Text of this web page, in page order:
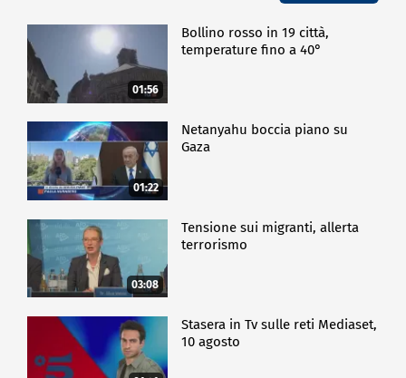
01:56
Bollino rosso in 19 città,
temperature fino a 40°
01:22
Netanyahu boccia piano su
Gaza
03:08
Tensione sui migranti, allerta
terrorismo
Stasera in Tv sulle reti Mediaset,
10 agosto